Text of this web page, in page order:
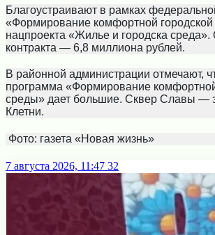
Благоустраивают в рамках
«Формирование комфортной
нацпроекта «Жилье и городска
контракта — 6,8 миллиона рублей.
В районной администрации отмечают,
программа «Формирование
среды» дает большие. Сквер Славы —
Клетни.
Фото: газета «Новая жизнь»
7 августа 2026, 11:47 32